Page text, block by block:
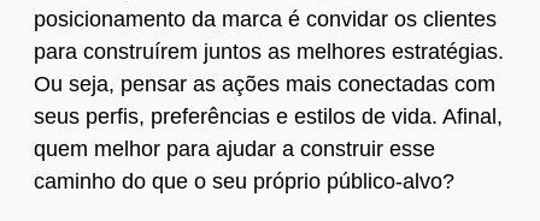
posicionamento da marca é convidar os clientes
para construírem juntos as melhores estratégias.
Ou seja, pensar as ações mais conectadas com
seus perfis, preferências e estilos de vida. Afinal,
quem melhor para ajudar a construir esse
caminho do que o seu próprio público-alvo?